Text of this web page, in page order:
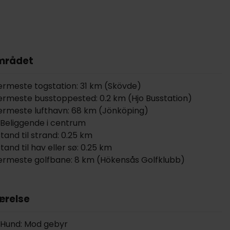
togstation: 31 km (Skövde)
busstoppested: 0.2 km (Hjo Busstation)
lufthavn: 68 km (Jönköping)
Beliggende i centrum
til strand: 0.25 km
til hav eller sø: 0.25 km
golfbane: 8 km (Hökensås Golfklubb)
Hund: Mod gebyr